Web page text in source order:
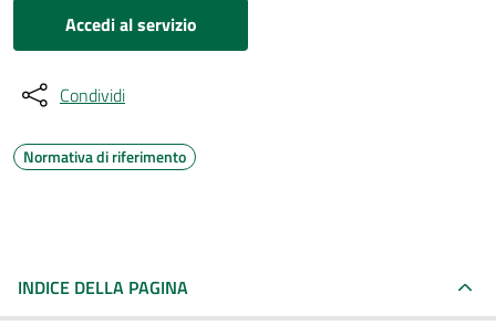
Accedi al servizio
Condividi
Normativa di riferimento
INDICE DELLA PAGINA